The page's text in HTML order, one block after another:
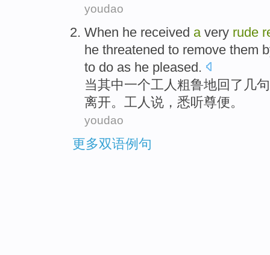
youdao
When he received a very rude
he threatened to remove them
to do as he pleased.
当其中一个工人 粗鲁地回 了几
离开。工人说， 悉听尊便。
youdao
更多双语例句